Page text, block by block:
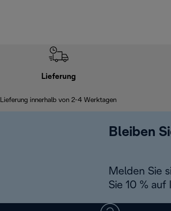
Lieferung
Lieferung innerhalb von 2-4 Werktagen
Bleiben
Melden Sie
Sie 10 % auf